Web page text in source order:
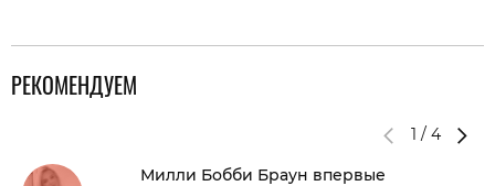
РЕКОМЕНДУЕМ
1 / 4
Милли Бобби Браун впервые